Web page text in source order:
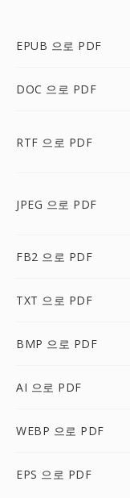
EPUB 으로 PDF
DOC 으로 PDF
RTF 으로 PDF
JPEG 으로 PDF
FB2 으로 PDF
TXT 으로 PDF
BMP 으로 PDF
AI 으로 PDF
WEBP 으로 PDF
EPS 으로 PDF